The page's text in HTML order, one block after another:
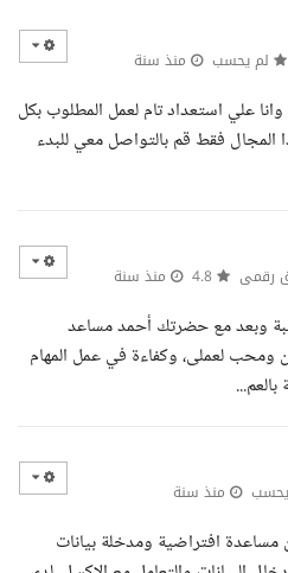
لم يحسب منذ سنة
علي استعداد تام لعمل المطلوب بكل
فقط قم بالتواصل معي للبدء
رقمى منذ سنة
وبعد مع حضرتك أحمد مساعد
لعملى، وكفاءة في عمل المهام
منذ سنة
مساعدة افتراضية ومدخلة بيانات